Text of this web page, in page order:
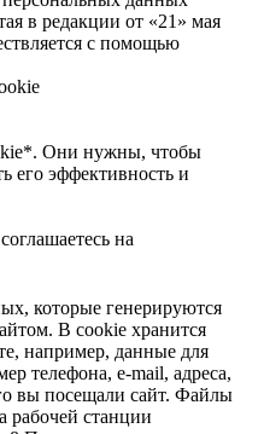
в редакции от «21» мая
с помощью
Они нужны, чтобы
его эффективность и
на
которые генерируются
В cookie хранится
например, данные для
телефона, e-mail, адреса,
вы посещали сайт. Файлы
рабочей станции